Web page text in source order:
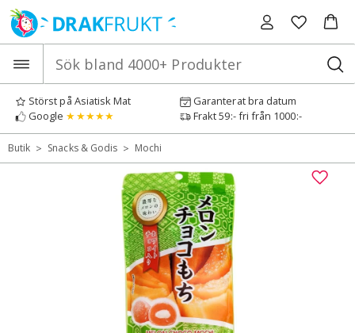
Hoppa
till
innehåll
Störst på Asiatisk Mat
Garanterat bra datum
Google ★★★★★ Frakt 59:- fri från 1000:-
Butik > Snacks & Godis > Mochi